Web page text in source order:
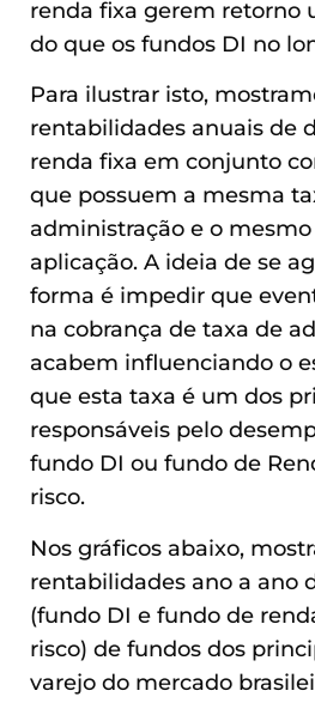
renda fixa gerem retorno
do que os fundos DI no
Para ilustrar isto,
rentabilidades anuais de
renda fixa em conjunto
que possuem a mesma
administração e o
aplicação. A ideia de se
forma é impedir que
na cobrança de taxa de
acabem influenciando o
que esta taxa é um dos
responsáveis pelo
fundo DI ou fundo de
risco.
Nos gráficos abaixo,
rentabilidades ano a ano
(fundo DI e fundo de
risco) de fundos dos
varejo do mercado